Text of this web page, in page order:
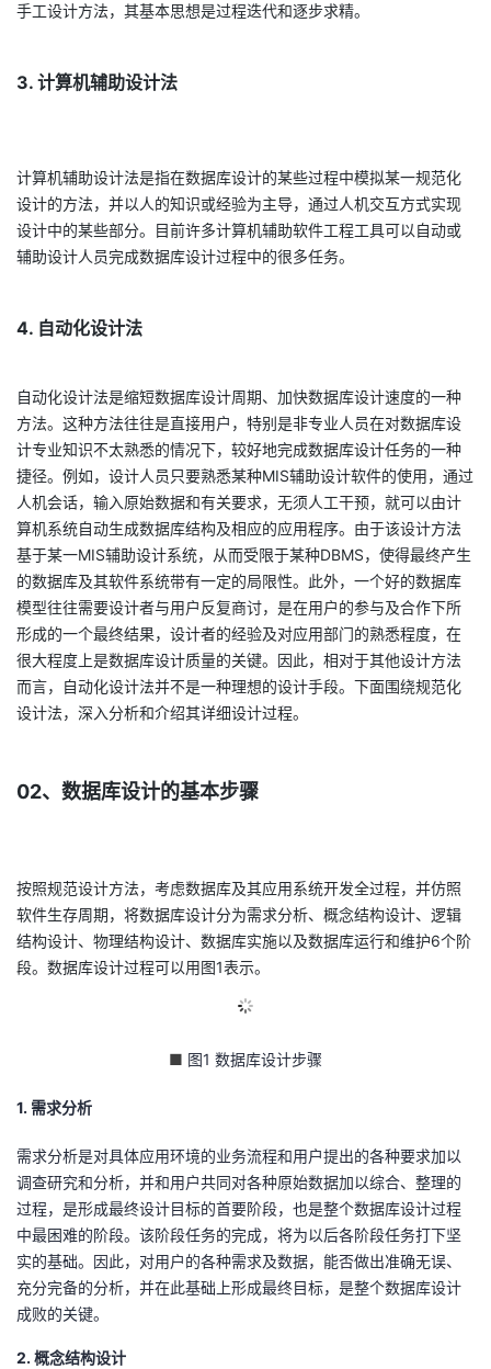
手工设计方法，其基本思想是过程迭代和逐步求精。
3. 计算机辅助设计法
计算机辅助设计法是指在数据库设计的某些过程中模拟某一规范化
设计的方法，并以人的知识或经验为主导，通过人机交互方式实现
设计中的某些部分。目前许多计算机辅助软件工程工具可以自动或
辅助设计人员完成数据库设计过程中的很多任务。
4. 自动化设计法
自动化设计法是缩短数据库设计周期、加快数据库设计速度的一种
方法。这种方法往往是直接用户，特别是非专业人员在对数据库设
计专业知识不太熟悉的情况下，较好地完成数据库设计任务的一种
捷径。例如，设计人员只要熟悉某种MIS辅助设计软件的使用，通过
人机会话，输入原始数据和有关要求，无须人工干预，就可以由计
算机系统自动生成数据库结构及相应的应用程序。由于该设计方法
基于某一MIS辅助设计系统，从而受限于某种DBMS，使得最终产生
的数据库及其软件系统带有一定的局限性。此外，一个好的数据库
模型往往需要设计者与用户反复商讨，是在用户的参与及合作下所
形成的一个最终结果，设计者的经验及对应用部门的熟悉程度，在
很大程度上是数据库设计质量的关键。因此，相对于其他设计方法
而言，自动化设计法并不是一种理想的设计手段。下面围绕规范化
设计法，深入分析和介绍其详细设计过程。
02、数据库设计的基本步骤
按照规范设计方法，考虑数据库及其应用系统开发全过程，并仿照
软件生存周期，将数据库设计分为需求分析、概念结构设计、逻辑
结构设计、物理结构设计、数据库实施以及数据库运行和维护6个阶
段。数据库设计过程可以用图1表示。
■ 图1 数据库设计步骤
1. 需求分析
需求分析是对具体应用环境的业务流程和用户提出的各种要求加以
调查研究和分析，并和用户共同对各种原始数据加以综合、整理的
过程，是形成最终设计目标的首要阶段，也是整个数据库设计过程
中最困难的阶段。该阶段任务的完成，将为以后各阶段任务打下坚
实的基础。因此，对用户的各种需求及数据，能否做出准确无误、
充分完备的分析，并在此基础上形成最终目标，是整个数据库设计
成败的关键。
2. 概念结构设计